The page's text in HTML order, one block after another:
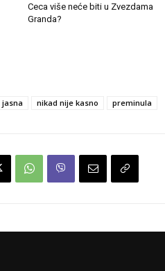
Ceca više neće biti u Zvezdama
Granda?
jasna nikad nije kasno preminula